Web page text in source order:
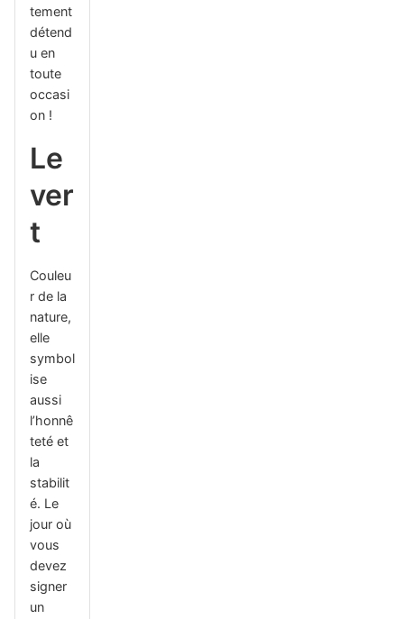
tement
détend
u en
toute
occasi
on !
Le
ver
t
Couleu
r de la
nature,
elle
symbol
ise
aussi
l’honnê
teté et
la
stabilit
é. Le
jour où
vous
devez
signer
un